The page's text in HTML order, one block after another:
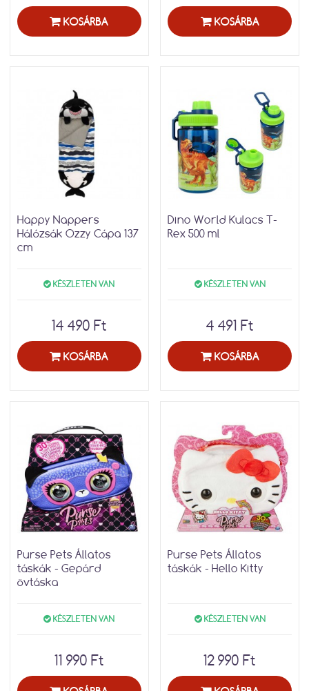
KOSÁRBA KOSÁRBA
Happy Nappers
Hálózsák Ozzy Cápa 137
cm
KÉSZLETEN VAN
14 490 Ft
KOSÁRBA
Dino World Kulacs T-
Rex 500 ml
KÉSZLETEN VAN
4 491 Ft
KOSÁRBA
Purse Pets Állatos
táskák - Gepárd
övtáska
KÉSZLETEN VAN
11 990 Ft
Purse Pets Állatos
táskák - Hello Kitty
KÉSZLETEN VAN
12 990 Ft